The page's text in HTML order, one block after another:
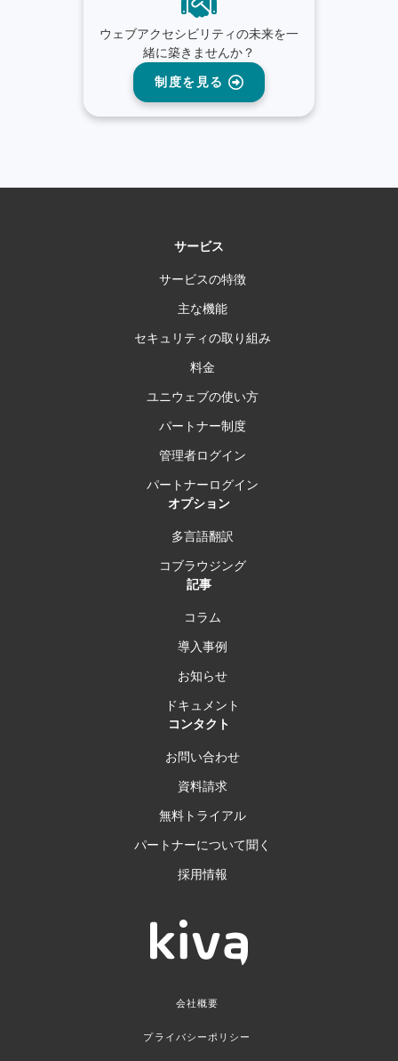
ウェブアクセシビリティの未来を一
緒に築きませんか？
制度を見る
サービス
サービスの特徴
主な機能
セキュリティの取り組み
料金
ユニウェブの使い方
パートナー制度
管理者ログイン
パートナーログイン
オプション
多言語翻訳
コブラウジング
記事
コラム
導入事例
お知らせ
ドキュメント
コンタクト
お問い合わせ
資料請求
無料トライアル
パートナーについて聞く
採用情報
会社概要
プライバシーポリシー